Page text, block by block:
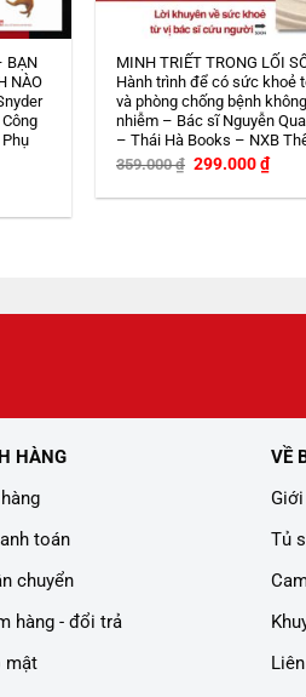
BẠN
NÀO
MINH TRIẾT TRONG LỐI
Hành trình để có sức khoẻ
và phòng chống bệnh
nhiễm – Bác sĩ Nguyễn
– Thái Hà Books – NXB
359.000₫ Giá
là:
299.000₫Giá
hiện
tại
HÀNG
toán
chuyển
hàng - đổi trả
mật
VỀ
Tủ